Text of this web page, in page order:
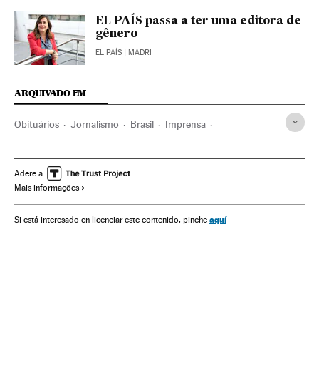
EL PAÍS passa a ter uma editora de
gênero
EL PAÍS | MADRI
ARQUIVADO EM
Obituários Jornalismo Brasil Imprensa
América Meios comunicação
Adere a
Mais informações
Si está interesado en licenciar este contenido, pinche aquí